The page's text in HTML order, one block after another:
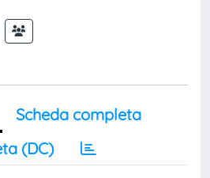
Scheda completa
(DC)